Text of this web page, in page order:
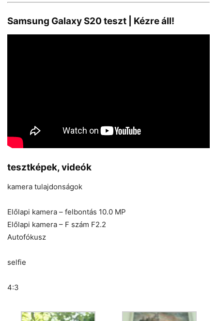
Samsung Galaxy S20 teszt | Kézre áll!
tesztképek, videók
kamera tulajdonságok
Előlapi kamera – felbontás 10.0 MP
Előlapi kamera – F szám F2.2
Autofókusz
selfie
4:3